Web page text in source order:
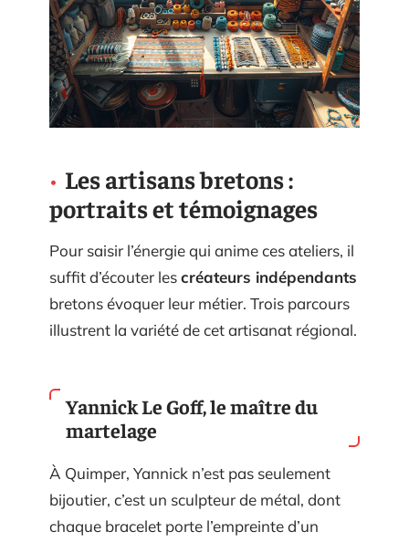
Les artisans bretons :
portraits et témoignages
Pour saisir l’énergie qui anime ces ateliers, il
suffit d’écouter lescréateurs indépendants
bretons évoquer leur métier. Trois parcours
illustrent la variété de cet artisanat régional.
Yannick Le Goff, le maître du
martelage
À Quimper, Yannick n’est pas seulement
bijoutier, c’est un sculpteur de métal, dont
chaque bracelet porte l’empreinte d’un